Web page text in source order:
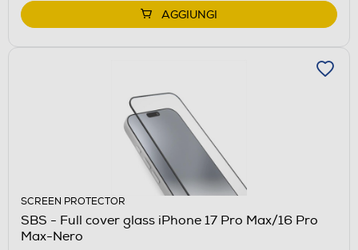
AGGIUNGI
SCREEN PROTECTOR
SBS - Full cover glass iPhone 17 Pro Max/16 Pro
Max-Nero